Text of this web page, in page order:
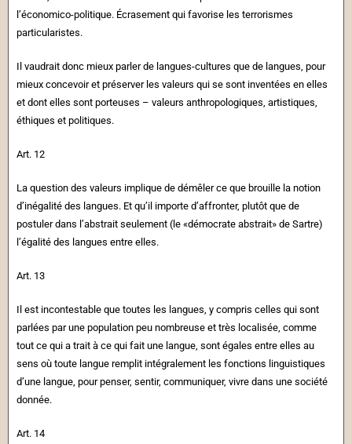
l’économico-politique. Écrasement qui favorise les terrorismes
particularistes.
Il vaudrait donc mieux parler de langues-cultures que de langues, pour
mieux concevoir et préserver les valeurs qui se sont inventées en elles
et dont elles sont porteuses – valeurs anthropologiques, artistiques,
éthiques et politiques.
Art. 12
La question des valeurs implique de démêler ce que brouille la notion
d’inégalité des langues. Et qu’il importe d’affronter, plutôt que de
postuler dans l’abstrait seulement (le «démocrate abstrait» de Sartre)
l’égalité des langues entre elles.
Art. 13
Il est incontestable que toutes les langues, y compris celles qui sont
parlées par une population peu nombreuse et très localisée, comme
tout ce qui a trait à ce qui fait une langue, sont égales entre elles au
sens où toute langue remplit intégralement les fonctions linguistiques
d’une langue, pour penser, sentir, communiquer, vivre dans une société
donnée.
Art. 14